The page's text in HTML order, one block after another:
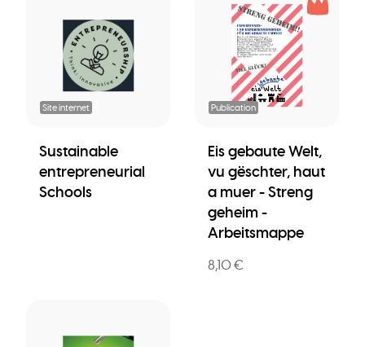
Site internet
Sustainable
entrepreneurial
Schools
Publication
Eis gebaute Welt,
vu gëschter, haut
a muer - Streng
geheim -
Arbeitsmappe
8,10 €